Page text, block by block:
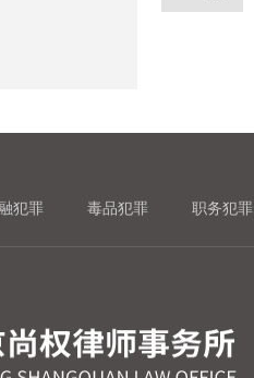
犯罪 毒品犯罪 职务犯罪